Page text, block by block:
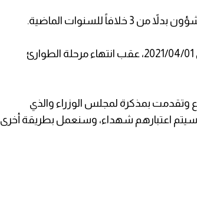
وأكد مجدلاني على أن موازنة الحكومة للعام الجديد ستبدأ في 2021/04/01، عقب انتهاء مرحلة الطوارئ
وتقدمت بمذكرة لمجلس الوزراء والذي
سيتم اعتبارهم شهداء، وسنعمل بطريقة أخرى